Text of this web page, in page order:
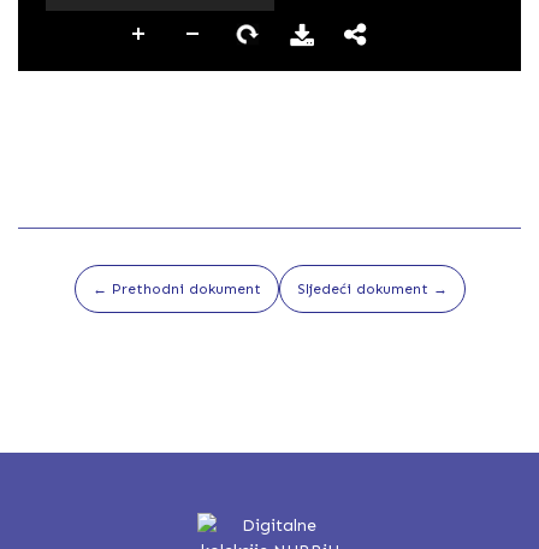
← Prethodni dokument Sljedeći dokument →